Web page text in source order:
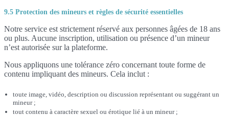
9.5 Protection des mineurs et règles de sécurité essentielles
Notre service est strictement réservé aux personnes âgées de 18 ans
ou plus. Aucune inscription, utilisation ou présence d’un mineur
n’est autorisée sur la plateforme.
Nous appliquons une tolérance zéro concernant toute forme de
contenu impliquant des mineurs. Cela inclut :
toute image, vidéo, description ou discussion représentant ou suggérant un
mineur ;
tout contenu à caractère sexuel ou érotique lié à un mineur ;